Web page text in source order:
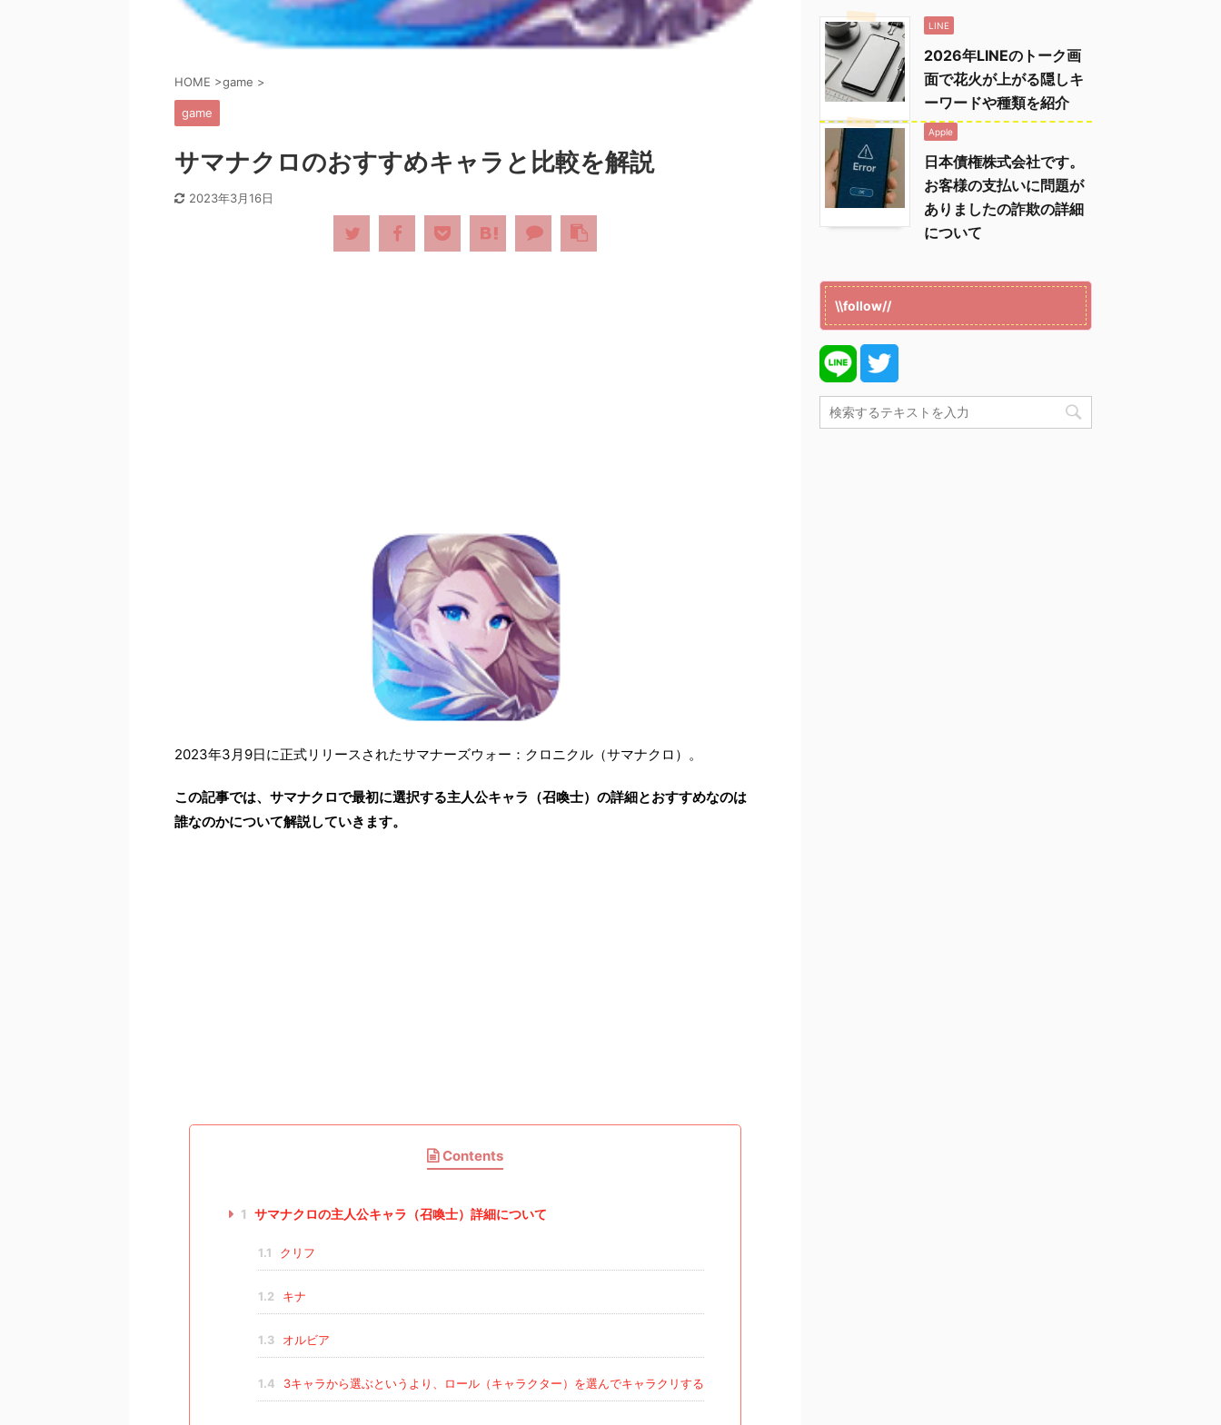
HOME >game >
game
サマナクロのおすすめキャラと比較を解説
2023年3月16日
2023年3月9日に正式リリースされたサマナーズウォー：クロニクル（サマナクロ）。
この記事では、サマナクロで最初に選択する主人公キャラ（召喚士）の詳細とおすすめなのは
誰なのかについて解説していきます。
Contents
1 サマナクロの主人公キャラ（召喚士）詳細について
1.1 クリフ
1.2 キナ
1.3 オルビア
1.4 3キャラから選ぶというより、ロール（キャラクター）を選んでキャラクリする
LINE
2026年LINEのトーク画
面で花火が上がる隠しキ
ーワードや種類を紹介
Apple
日本債権株式会社です。
お客様の支払いに問題が
ありましたの詐欺の詳細
について
\\follow//